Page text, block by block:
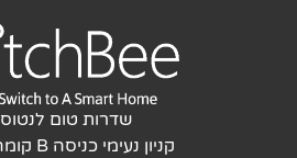
שדרות טום לנטוס 60,
קניון נעימי כניסה B קומה 3, נתניה